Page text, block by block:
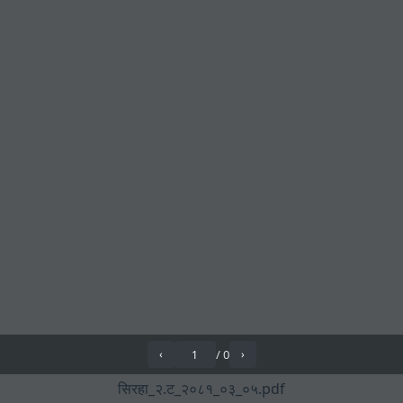
‹ /0 ›
सिरहा_२.ट_२०८१_०३_०५.pdf